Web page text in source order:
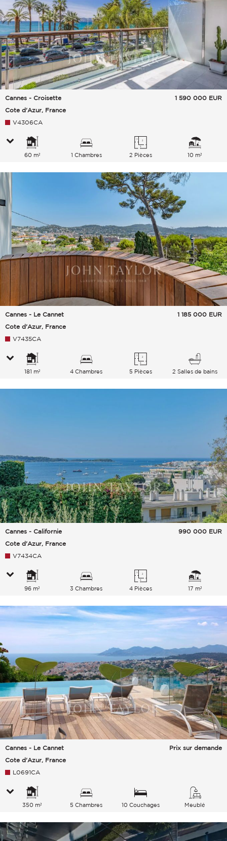
Cannes - Croisette
Cote d'Azur, France
1 590 000 EUR
V4306CA
60 m² 1 Chambres 2 Pièces 10 m²
Cannes - Le Cannet
Cote d'Azur, France
1 185 000 EUR
V7435CA
181 m² 4 Chambres 5 Pièces 2 Salles de bains
Cannes - Californie
Cote d'Azur, France
990 000 EUR
V7434CA
96 m² 3 Chambres 4 Pièces 17 m²
Cannes - Le Cannet
Cote d'Azur, France
Prix sur demande
L0691CA
350 m² 5 Chambres 10 Couchages Meublé